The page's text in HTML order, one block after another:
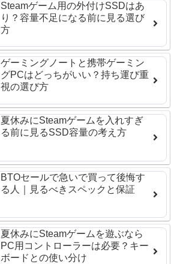
Steamゲーム用の外付けSSDはあ
り？容量不足になる前に見る選び
方
ゲーミングノートと携帯ゲーミン
グPCはどっちがいい？持ち運び重
視の選び方
夏休みにSteamゲームを入れすぎ
る前に見るSSD容量の考え方
BTOセールで急いで買って後悔す
る人｜見るべきスペックと保証
夏休みにSteamゲームを遊ぶなら
PC用コントローラーは必要？キー
ボードとの使い分け